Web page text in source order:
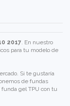
2017. En nuestro
para tu modelo de
Si te gustaría
de fundas
gel TPU con tu